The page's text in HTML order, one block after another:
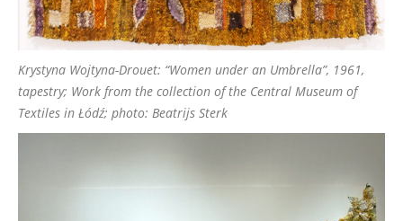
Krystyna Wojtyna-Drouet: “Women under an Umbrella”, 1961,
tapestry; Work from the collection of the Central Museum of
Textiles in Łódź; photo: Beatrijs Sterk